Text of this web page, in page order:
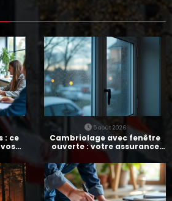
: ce
5 août 2026
Cambriolage avec fenêtre
ouverte : votre assurance
paie-t-elle ?